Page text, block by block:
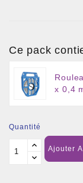
Ce pack
x 0,4
Quantité
Ajouter